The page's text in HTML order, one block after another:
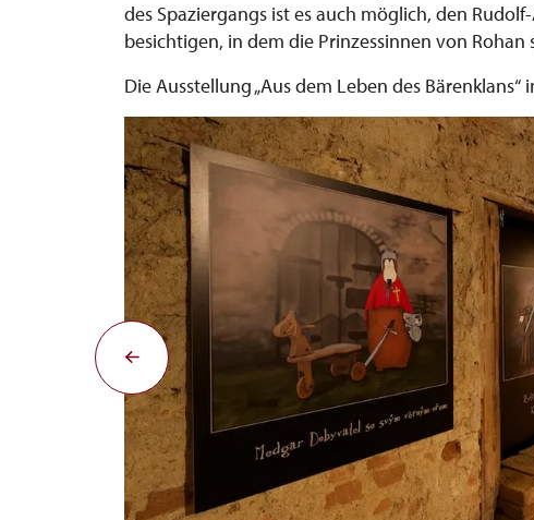
des Spaziergangs ist es auch möglich, den
besichtigen, in dem die Prinzessinnen von Rohan
Die Ausstellung „Aus dem Leben des Bärenklans“